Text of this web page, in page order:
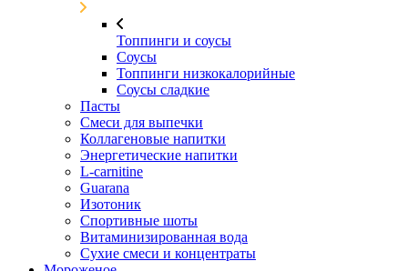
Топпинги и соусы
Соусы
Топпинги низкокалорийные
Соусы сладкие
Пасты
Смеси для выпечки
Коллагеновые напитки
Энергетические напитки
L-carnitine
Guarana
Изотоник
Спортивные шоты
Витаминизированная вода
Сухие смеси и концентраты